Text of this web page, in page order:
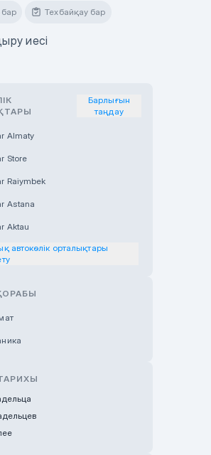
бар Техбайқау бар
иесі
Барлығын
таңдау
Almaty
Store
Raiymbek
Astana
Aktau
Uralsk
& Tank Pavlodar
Almaty
Shymkent
Auto Nurly Zhol
автокөлік орталықтары